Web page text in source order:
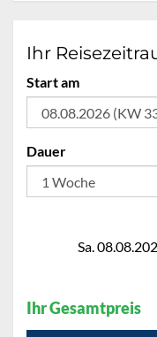
Ihr
Start am
Dauer
Sa.
Ihr Gesamtpreis